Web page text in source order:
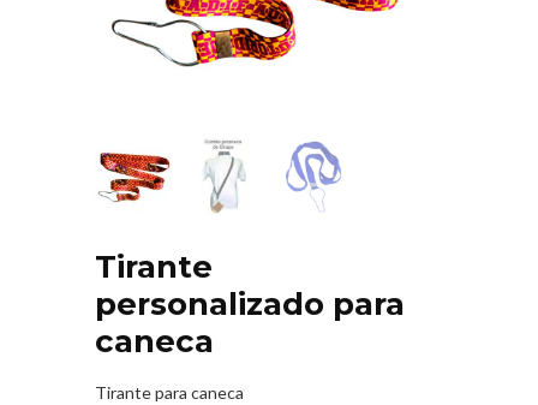
Tirante
personalizado para
caneca
Tirante para caneca